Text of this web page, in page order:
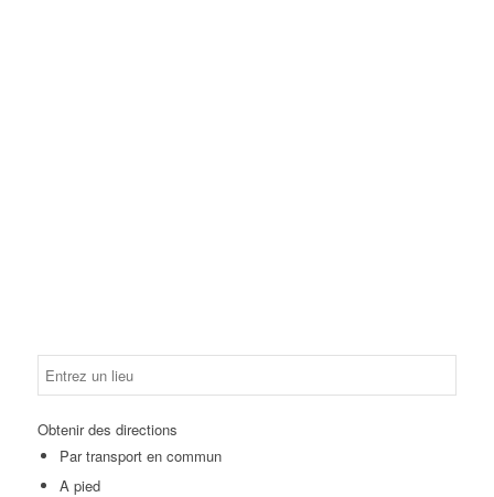
Obtenir des directions
Par transport en commun
A pied